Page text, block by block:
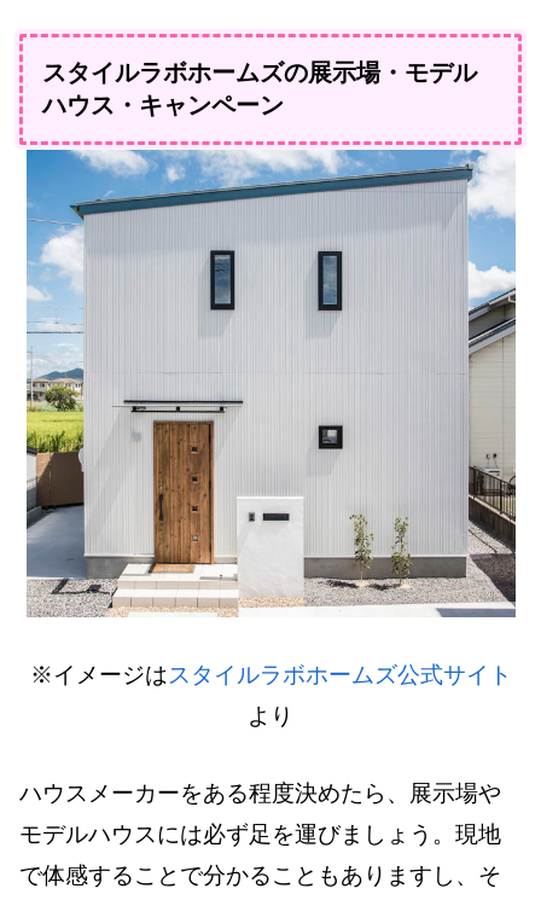
スタイルラボホームズの展示場・モデル
ハウス・キャンペーン
※イメージはスタイルラボホームズ公式サイト
より
ハウスメーカーをある程度決めたら、展示場や
モデルハウスには必ず足を運びましょう。現地
で体感することで分かることもありますし、そ